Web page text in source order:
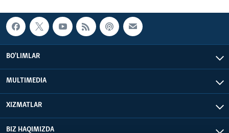
BO'LIMLAR
MULTIMEDIA
XIZMATLAR
BIZ HAQIMIZDA